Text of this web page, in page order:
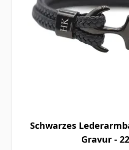
Schwarzes
Gravur -